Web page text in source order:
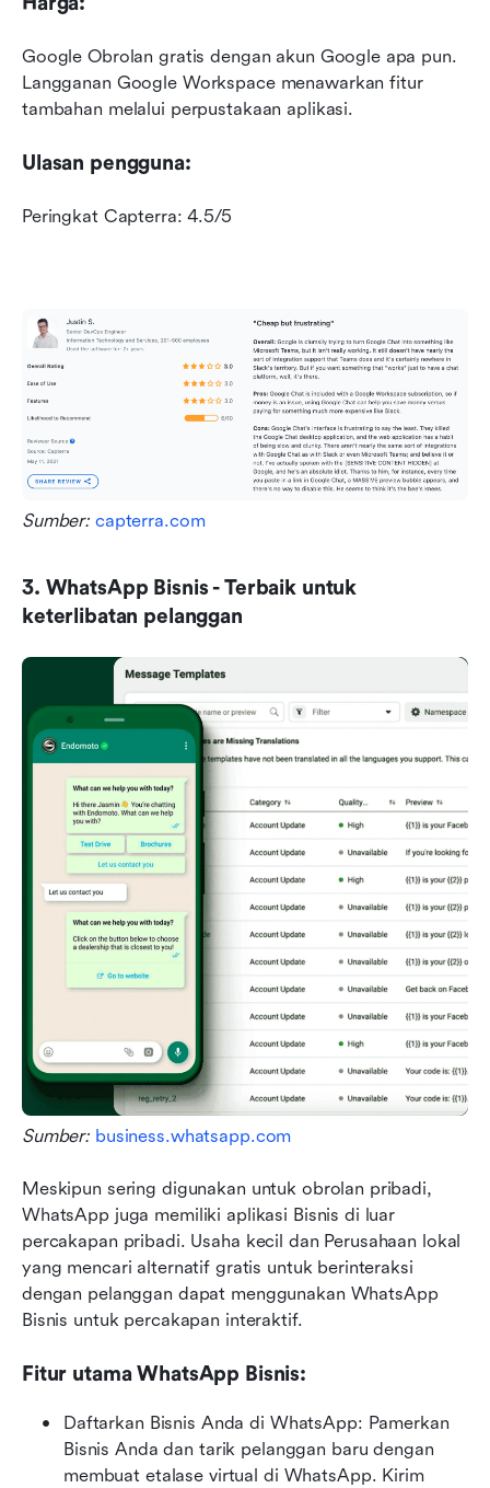
Google Obrolan gratis dengan akun Google apa pun.
Langganan Google Workspace menawarkan fitur
tambahan melalui perpustakaan aplikasi.
Ulasan pengguna:
Peringkat Capterra: 4.5/5
Sumber: capterra.com
3. WhatsApp Bisnis - Terbaik untuk
keterlibatan pelanggan
Sumber: business.whatsapp.com
Meskipun sering digunakan untuk obrolan pribadi,
WhatsApp juga memiliki aplikasi Bisnis di luar
percakapan pribadi. Usaha kecil dan Perusahaan lokal
yang mencari alternatif gratis untuk berinteraksi
dengan pelanggan dapat menggunakan WhatsApp
Bisnis untuk percakapan interaktif.
Fitur utama WhatsApp Bisnis:
Daftarkan Bisnis Anda di WhatsApp: Pamerkan
Bisnis Anda dan tarik pelanggan baru dengan
membuat etalase virtual di WhatsApp. Kirim